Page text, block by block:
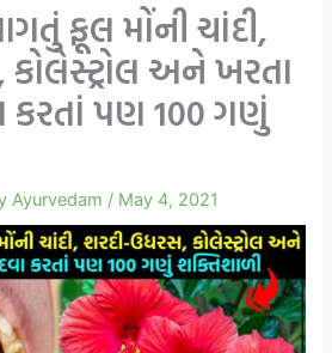
ફૂલ મોંની ચાંદી,
અને ખરતા
કરતાં પણ 100 ગણું
Ayurvedam / May 4, 2021